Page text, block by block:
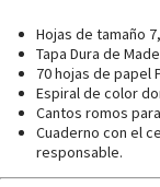
Hojas de tamaño
Tapa Dura de
70 hojas de papel
Espiral de color
Cantos romos
Cuaderno con el
responsable.